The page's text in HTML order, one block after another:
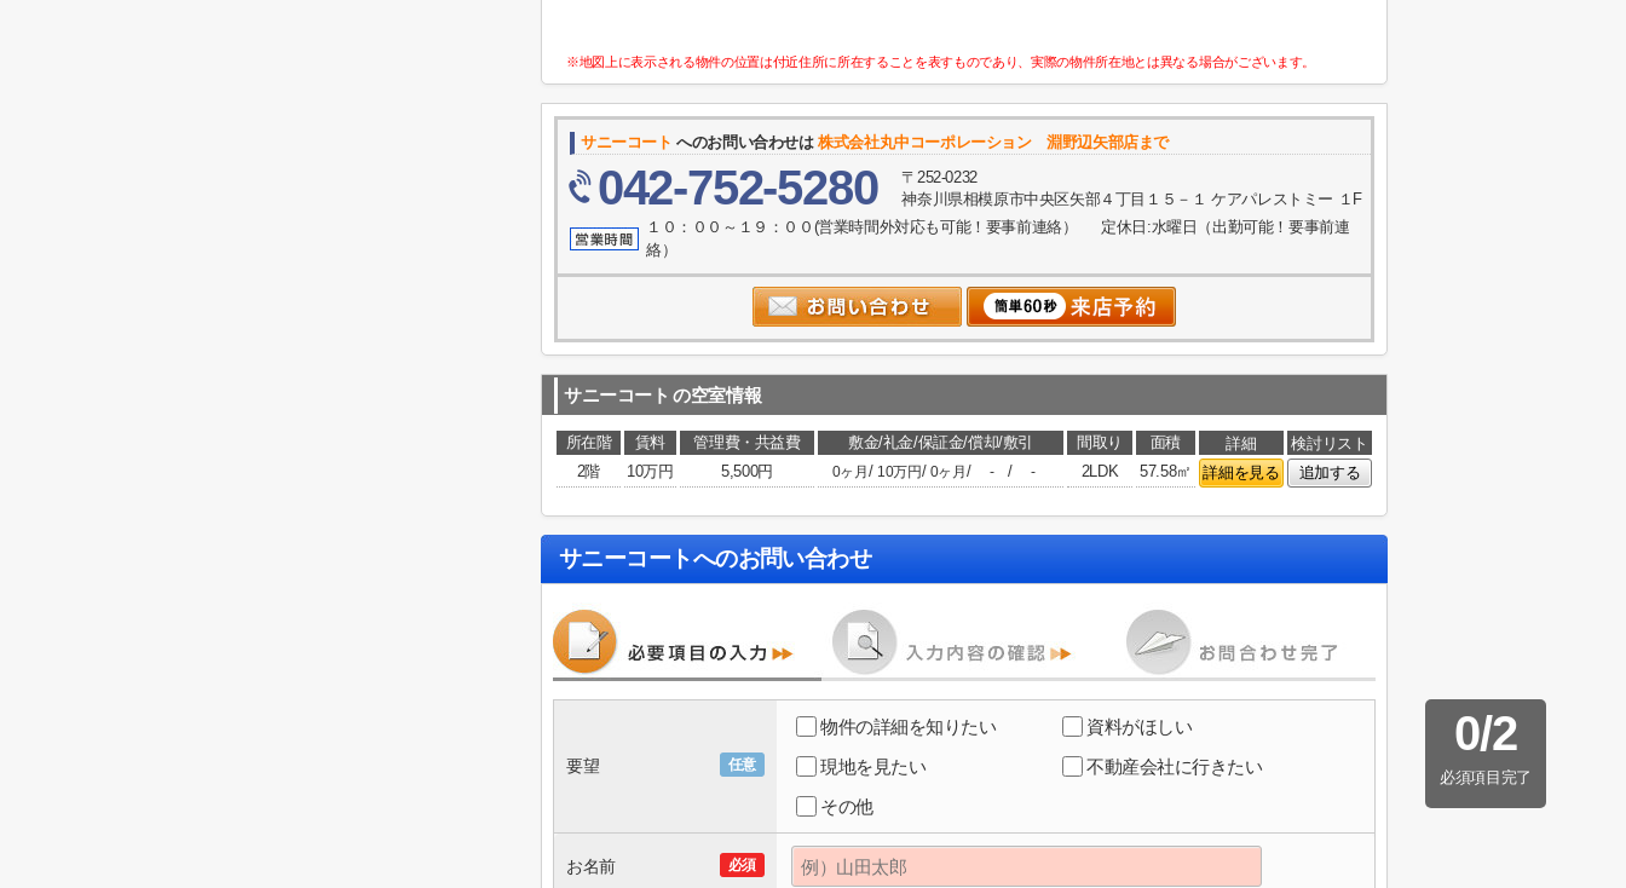
※地図上に表示される物件の位置は付近住所に所在することを表すものであり、実際の物件所在地とは異なる場合がございます。
サニーコート へのお問い合わせは株式会社丸中コーポレーション 淵野辺矢部店まで
042-752-5280
〒252-0232
神奈川県相模原市中央区矢部４丁目１５－１ ケアパレストミー １F
１０：００～１９：００(営業時間外対応も可能！要事前連絡） 定休日:水曜日（出勤可能！要事前連
絡）
サニーコート の空室情報
所在階 賃料 管理費・共益費 敷金/礼金/保証金/償却/敷引 間取り 面積 詳細
検討リスト
2階
10万円 5,500円 0ヶ月 / 10万円/ 0ヶ月 / - / - 2LDK 57.58㎡ 詳細を見る 追加する
サニーコートへのお問い合わせ
0/2
必須項目完了
任意
要望
物件の詳細を知りたい
資料がほしい
現地を見たい
不動産会社に行きたい
その他
必須
お名前